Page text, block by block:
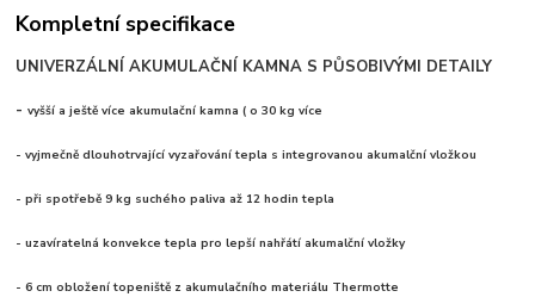
Kompletní specifikace
UNIVERZÁLNÍ AKUMULAČNÍ KAMNA S PŮSOBIVÝMI DETAILY
-vyšší a ještě více akumulační kamna ( o 30 kg více
- vyjmečně dlouhotrvající vyzařování tepla s integrovanou akumalční vložkou
- při spotřebě 9 kg suchého paliva až 12 hodin tepla
- uzavíratelná konvekce tepla pro lepší nahřátí akumalční vložky
- 6 cm obložení topeniště z akumulačního materiálu Thermotte